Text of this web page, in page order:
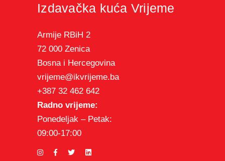
Izdavačka kuća Vrijeme
Armije RBiH 2
72 000 Zenica
Bosna i Hercegovina
vrijeme@ikvrijeme.ba
+387 32 462 642
Radno vrijeme:
Ponedeljak – Petak:
09:00-17:00